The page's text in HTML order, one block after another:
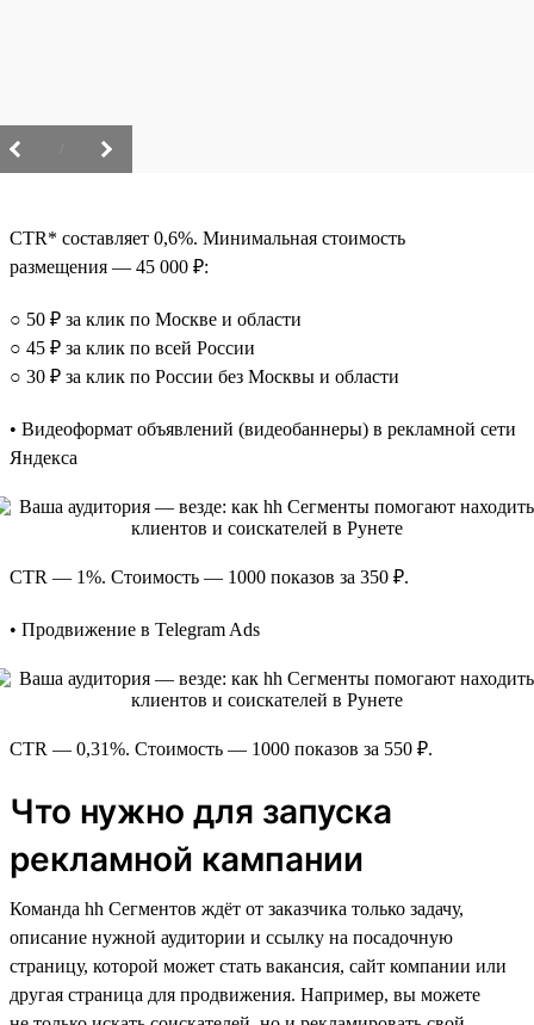
CTR* составляет 0,6%. Минимальная стоимость
размещения — 45 000 ₽:
○ 50 ₽ за клик по Москве и области
○ 45 ₽ за клик по всей России
○ 30 ₽ за клик по России без Москвы и области
• Видеоформат объявлений (видеобаннеры) в рекламной сети
Яндекса
CTR — 1%. Стоимость — 1000 показов за 350 ₽.
• Продвижение в Telegram Ads
CTR — 0,31%. Стоимость — 1000 показов за 550 ₽.
Что нужно для запуска
рекламной кампании
Команда hh Сегментов ждёт от заказчика только задачу,
описание нужной аудитории и ссылку на посадочную
страницу, которой может стать вакансия, сайт компании или
другая страница для продвижения. Например, вы можете